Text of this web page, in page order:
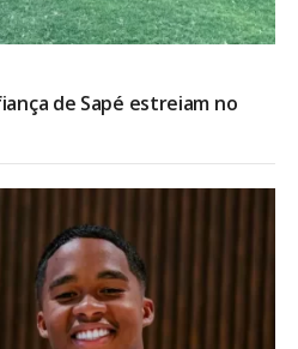
de Sapé estreiam no